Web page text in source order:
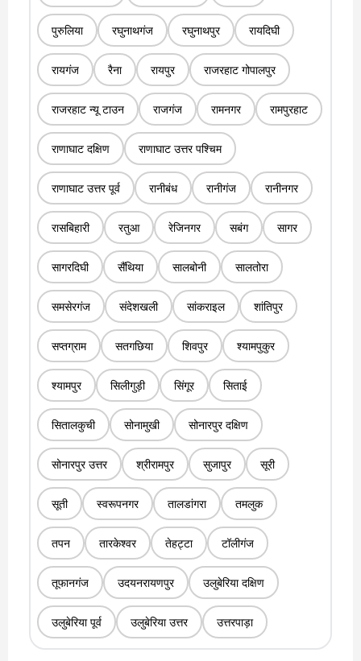
पुरुलिया रघुनाथगंज रघुनाथपुर रायदिघी
रायगंज रैना रायपुर राजरहाट गोपालपुर
राजरहाट न्यू टाउन राजगंज रामनगर रामपुरहाट
राणाघाट दक्षिण राणाघाट उत्तर पश्चिम
राणाघाट उत्तर पूर्व रानीबंध रानीगंज रानीनगर
रासबिहारी रतुआ रेजिनगर सबंग सागर
सागरदिघी सैंथिया सालबोनी सालतोरा
समसेरगंज संदेशखली सांकराइल शांतिपुर
सप्तग्राम सतगछिया शिवपुर श्यामपुकुर
श्यामपुर सिलीगुड़ी सिंगूर सिताई
सितालकुची सोनामुखी सोनारपुर दक्षिण
सोनारपुर उत्तर श्रीरामपुर सुजापुर सूरी
सूती स्वरूपनगर तालडांगरा तमलुक
तपन तारकेश्वर तेहट्टा टॉलीगंज
तूफानगंज उदयनरायणपुर उलुबेरिया दक्षिण
उलुबेरिया पूर्व उलुबेरिया उत्तर उत्तरपाड़ा